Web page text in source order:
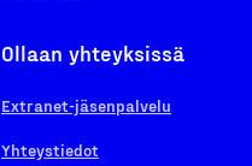
Ollaan yhteyksissä
Extranet-jäsenpalvelu
Yhteystiedot